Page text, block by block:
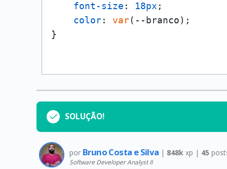
font-size : 18px ;
color: var(--branco);
SOLUÇÃO!
por Bruno Costa e Silva | 848k xp | 45
Software Developer Analyst II